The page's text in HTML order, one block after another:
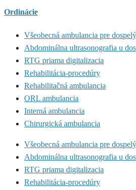
Ordinácie
Všeobecná ambulancia pre
Abdominálna ultrasonografia u
RTG priama digitalizacia
Rehabilitácia-procedúry
Rehabilitačná ambulancia
ORL ambulancia
Interná ambulancia
Chirurgická ambulancia
Všeobecná ambulancia pre
Abdominálna ultrasonografia u
RTG priama digitalizacia
Rehabilitácia-procedúry